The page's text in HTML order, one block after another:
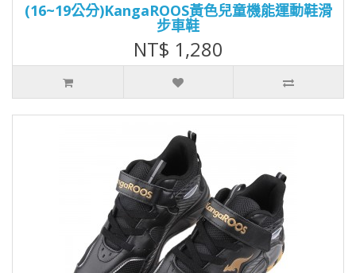
(16~19公分)KangaROOS黃色兒童機能運動鞋滑
步車鞋
NT$ 1,280